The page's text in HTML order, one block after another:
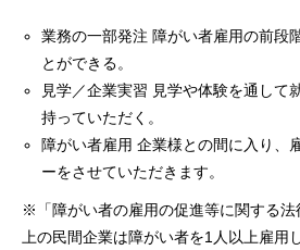
業務の一部発注 障がい者雇用の前段
とができる。
見学／企業実習 見学や体験を通して
持っていただく。
障がい者雇用 企業様との間に入り、
ーをさせていただきます。
※「障がい者の雇用の促進等に関する法
上の民間企業は障がい者を1人以上雇用